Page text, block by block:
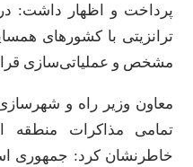
پرداخت و اظهار داشت:
ترانزیتی با کشورهای
مشخص و عملیاتی‌سازی
معاون وزیر راه و شهرسازی
تمامی مذاکرات منطقه
خاطرنشان کرد: جمهوری